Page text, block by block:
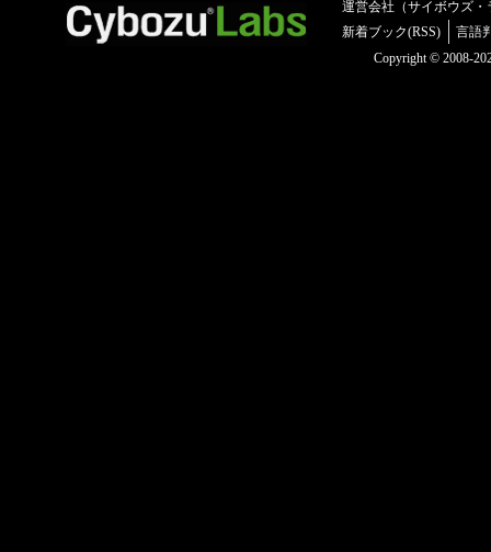
運営会社（サイボウズ・
新着ブック(RSS)
言語
Copyright © 2008-